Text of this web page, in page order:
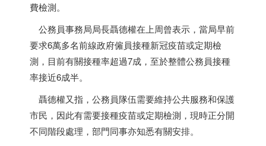
費檢測。
公務員事務局局長聶德權在上周曾表示，當局早前
要求6萬多名前線政府僱員接種新冠疫苗或定期檢
測，目前有關接種率超過7成，至於整體公務員接種
率接近6成半。
聶德權又指，公務員隊伍需要維持公共服務和保護
市民，因此有需要接種疫苗或定期檢測，現時正分開
不同階段處理，部門同事亦知悉有關安排。